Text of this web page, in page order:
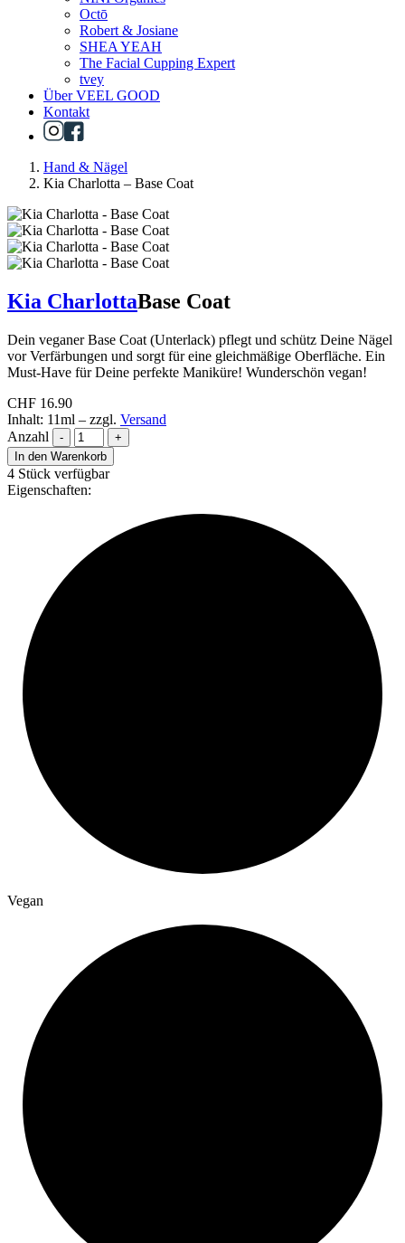
Octō
Robert & Josiane
SHEA YEAH
The Facial Cupping Expert
tvey
Über VEEL GOOD
Kontakt
Hand & Nägel
Kia Charlotta – Base Coat
Kia CharlottaBase Coat
Dein veganer Base Coat (Unterlack) pflegt und schütz Deine Nägel
vor Verfärbungen und sorgt für eine gleichmäßige Oberfläche. Ein
Must-Have für Deine perfekte Maniküre! Wunderschön vegan!
CHF 16.90
Inhalt: 11ml – zzgl. Versand
Anzahl
-
+
In den Warenkorb
4 Stück verfügbar
Eigenschaften:
Vegan